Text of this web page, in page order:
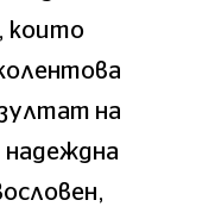
които
на
надеждна